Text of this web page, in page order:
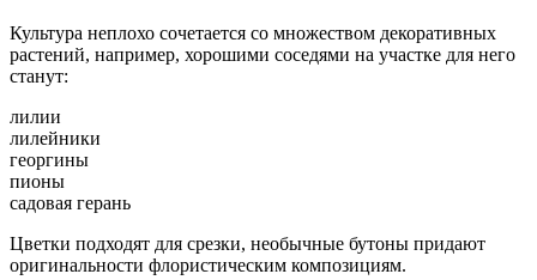
Культура неплохо сочетается со множеством декоративных
растений, например, хорошими соседями на участке для него
станут:
лилии
лилейники
георгины
пионы
садовая герань
Цветки подходят для срезки, необычные бутоны придают
оригинальности флористическим композициям.